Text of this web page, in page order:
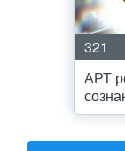
321
АРТ